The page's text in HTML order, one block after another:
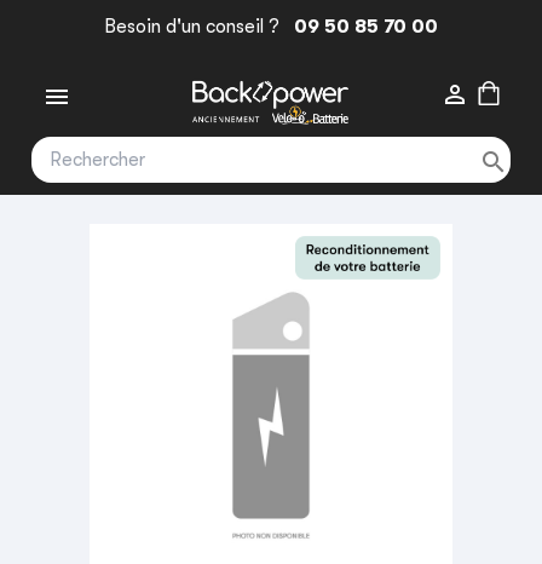
Besoin d'un conseil ? 09 50 85 70 00
 
